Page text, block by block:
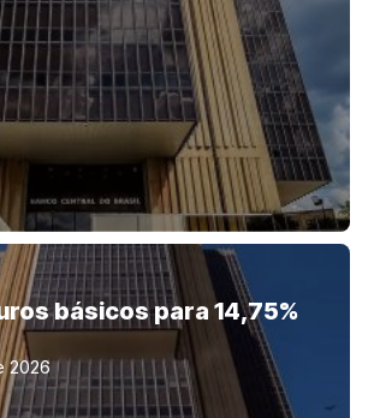
básicos para 14,75%
2026